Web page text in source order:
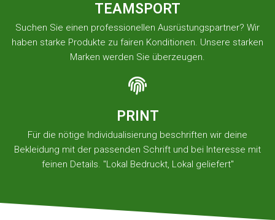
TEAMSPORT
Suchen Sie einen professionellen Ausrüstungspartner? Wir
haben starke Produkte zu fairen Konditionen. Unsere starken
Marken werden Sie überzeugen.
PRINT
Für die nötige Individualisierung beschriften wir deine
Bekleidung mit der passenden Schrift und bei Interesse mit
feinen Details. "Lokal Bedruckt, Lokal geliefert"